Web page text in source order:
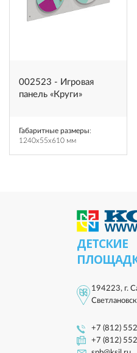
002523 - Игровая
панель «Круги»
Габаритные размеры:
1240x55x610 мм
ДЕТСКИЕ
194223, г.
+7 (812)
+7 (812)